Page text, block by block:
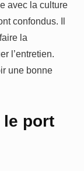
avec la culture
confondus. Il
la
l’entretien.
une bonne
le port